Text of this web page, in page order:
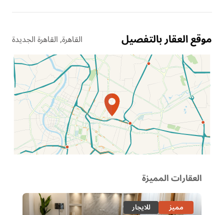
موقع العقار بالتفصيل القاهرة, القاهرة الجديدة
الموقع عل الخريطة
العقارات المميزة
مميز للايجار